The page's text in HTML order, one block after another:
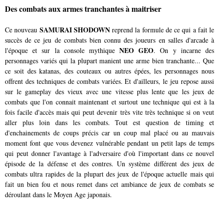
Des combats aux armes tranchantes à maitriser
Ce nouveau SAMURAI SHODOWNreprend la formule de ce qui a fait le
succès de ce jeu de combats bien connu des joueurs en salles d'arcade à
l'époque et sur la console mythiqueNEO GEO. On y incarne des
personnages variés qui la plupart manient une arme bien tranchante... Que
ce soit des katanas, des couteaux ou autres épées, les personnages nous
offrent des techniques de combats variées. Et d'ailleurs, le jeu repose aussi
sur le gameplay des vieux avec une vitesse plus lente que les jeux de
combats que l'on connait maintenant et surtout une technique qui est à la
fois facile d'accès mais qui peut devenir très vite très technique si on veut
aller plus loin dans les combats. Tout est question de timing et
d'enchainements de coups précis car un coup mal placé ou au mauvais
moment font que vous devenez vulnérable pendant un petit laps de temps
qui peut donner l'avantage à l'adversaire d'où l'important dans ce nouvel
épisode de la défense et des contres. Un système différent des jeux de
combats ultra rapides de la plupart des jeux de l'époque actuelle mais qui
fait un bien fou et nous remet dans cet ambiance de jeux de combats se
déroulant dans le Moyen Age japonais.